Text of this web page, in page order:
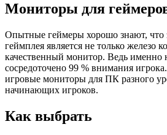
Мониторы для
Опытные геймеры хорошо знают, что
геймплея является не только железо
качественный монитор. Ведь именно
сосредоточено 99 % внимания
игровые мониторы для ПК разного
начинающих игроков.
Как выбрать